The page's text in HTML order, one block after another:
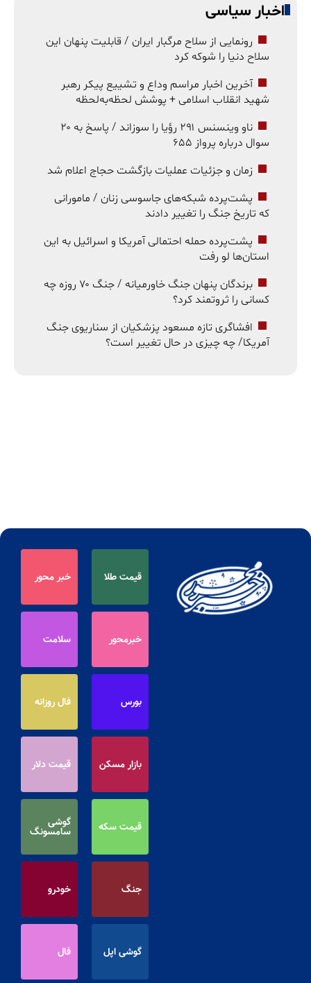
اخبار سیاسی
رونمایی از سلاح مرگبار ایران / قابلیت پنهان این
سلاح دنیا را شوکه کرد
آخرین اخبار مراسم وداع و تشییع پیکر رهبر
شهید انقلاب اسلامی + پوشش لحظه‌به‌لحظه
ناو وینسنس ۲۹۱ رؤیا را سوزاند / پاسخ به ۲۰
سوال درباره پرواز ۶۵۵
زمان و جزئیات عملیات بازگشت حجاج اعلام شد
پشت‌پرده شبکه‌های جاسوسی زنان / مامورانی
که تاریخ جنگ را تغییر دادند
پشت‌پرده حمله احتمالی آمریکا و اسرائیل به این
استان‌ها لو رفت
برندگان پنهان جنگ خاورمیانه / جنگ ۷۰ روزه چه
کسانی را ثروتمند کرد؟
افشاگری تازه مسعود پزشکیان از سناریوی جنگ
آمریکا/ چه چیزی در حال تغییر است؟
قیمت طلا خبر محور
خبرمحور سلامت
بورس فال روزانه
بازار مسکن قیمت دلار
قیمت سکه گوشی
سامسونگ
جنگ خودرو
گوشی اپل فال